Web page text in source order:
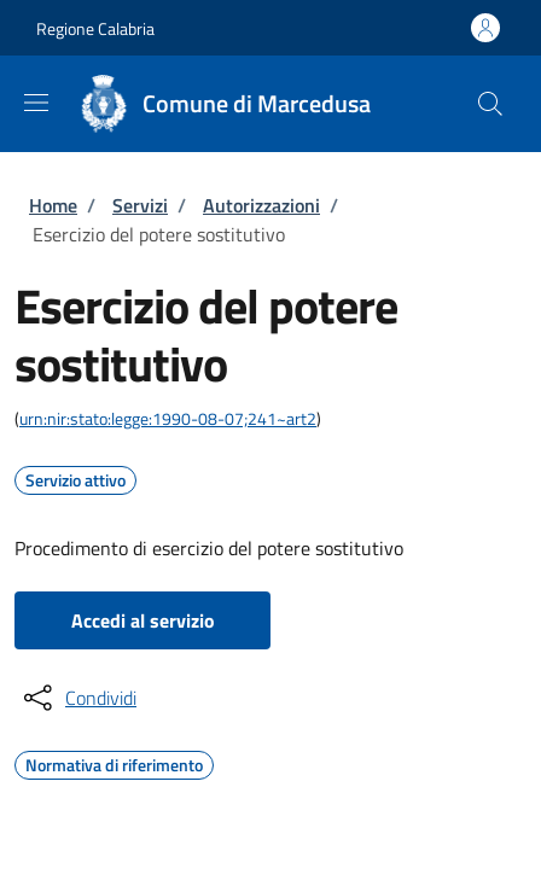
Regione Calabria
Comune di Marcedusa
Briciole di pane
Home / Servizi / Autorizzazioni /
Esercizio del potere sostitutivo
Esercizio del potere
sostitutivo
(urn:nir:stato:legge:1990-08-07;241~art2)
Servizio attivo
Procedimento di esercizio del potere sostitutivo
Accedi al servizio
Condividi
Normativa di riferimento